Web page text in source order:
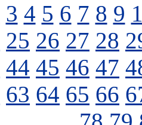
3 4 5 6 7 8 9
25 26 27 28
44 45 46 47
63 64 65 66